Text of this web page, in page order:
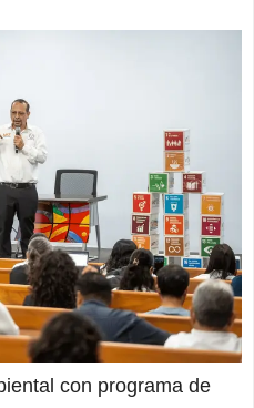
con programa de